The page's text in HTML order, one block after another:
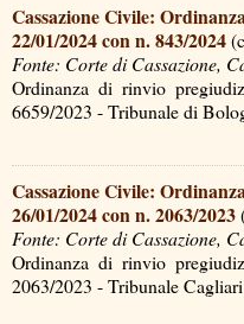
Cassazione Civile:
22/01/2024 con n. 843/2024
Fonte: Corte di Cassazione,
Ordinanza di rinvio
6659/2023 - Tribunale di
Cassazione Civile:
26/01/2024 con n. 2063/2023
Fonte: Corte di Cassazione,
Ordinanza di rinvio
2063/2023 - Tribunale